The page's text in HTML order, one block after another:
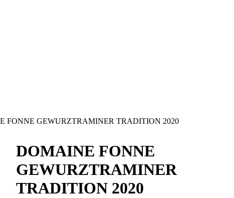
FONNE GEWURZTRAMINER TRADITION 2020
DOMAINE FONNE
GEWURZTRAMINER
TRADITION 2020